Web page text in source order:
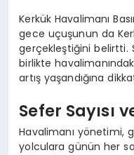
Kerkük Havalimanı
gece uçuşunun da
gerçekleştiğini belirtti.
birlikte
artış yaşandığına
Sefer Sayısı
Havalimanı yönetimi,
yolculara günün her